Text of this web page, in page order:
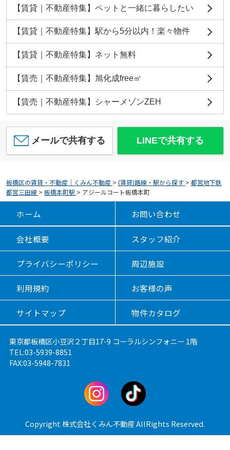
【賃貸｜不動産特集】ペットと一緒に暮らしたい
【賃貸｜不動産特集】駅から5分以内！楽々物件
【賃貸｜不動産特集】ネット無料
【賃売｜不動産特集】旭化成free㎡
【賃売｜不動産特集】シャーメゾンZEH
メールで共有する LINEで共有する
板橋区の賃貸・不動産｜くみん不動産 > (賃貸)路線・駅から探す > 都営地下鉄
都営三田線 > 板橋本町駅 > アジールコート板橋本町
ホーム お問い合わせ
会社概要 スタッフ紹介
プライバシーポリシー 周辺施設
利用規約 お客様の声
サイトマップ 物件カタログ
東京都板橋区小豆沢２丁目17-9 コーラルシンフォニー 1階
TEL:03-5939-8851
FAX:03-5948-7831
Copyright 株式会社くみん不動産 AllRights Reserved.